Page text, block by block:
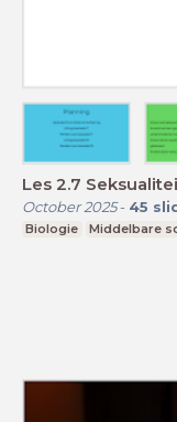
Les 2.7
October 2025- 45
Biologie Middelbare